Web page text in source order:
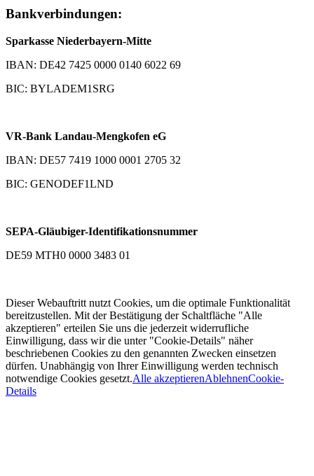
Bankverbindungen:
Sparkasse Niederbayern-Mitte
IBAN: DE42 7425 0000 0140 6022 69
BIC: BYLADEM1SRG
VR-Bank Landau-Mengkofen eG
IBAN: DE57 7419 1000 0001 2705 32
BIC: GENODEF1LND
SEPA-Gläubiger-Identifikationsnummer
DE59 MTH0 0000 3483 01
Dieser Webauftritt nutzt Cookies, um die optimale Funktionalität
bereitzustellen. Mit der Bestätigung der Schaltfläche "Alle
akzeptieren" erteilen Sie uns die jederzeit widerrufliche
Einwilligung, dass wir die unter "Cookie-Details" näher
beschriebenen Cookies zu den genannten Zwecken einsetzen
dürfen. Unabhängig von Ihrer Einwilligung werden technisch
notwendige Cookies gesetzt.Alle akzeptierenAblehnenCookie-
Details